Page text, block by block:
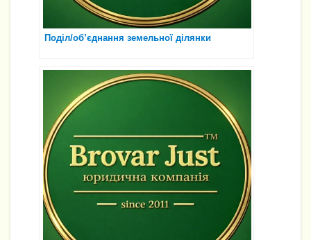
Поділ/об’єднання земельної ділянки